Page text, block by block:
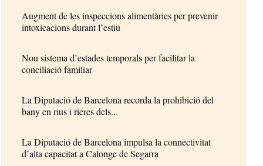
Augment de les inspeccions alimentàries per prevenir
intoxicacions durant l’estiu
Nou sistema d’estades temporals per facilitar la
conciliació familiar
La Diputació de Barcelona recorda la prohibició del
bany en rius i rieres dels...
La Diputació de Barcelona impulsa la connectivitat
d’alta capacitat a Calonge de Segarra